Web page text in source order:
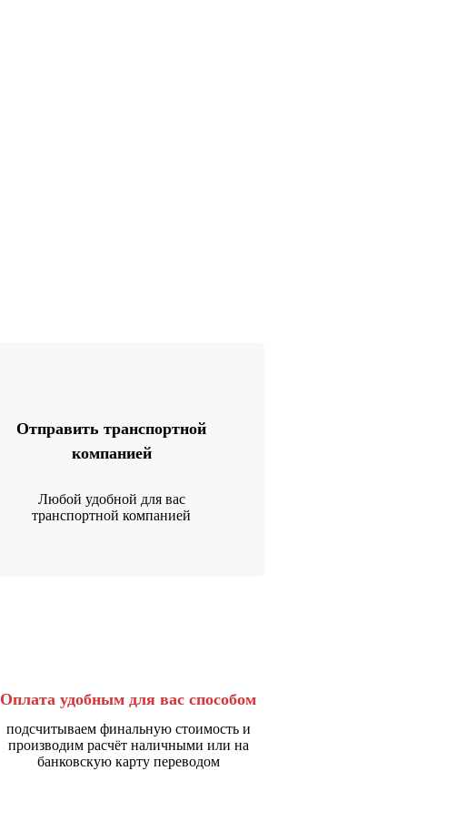
Отправить транспортной
компанией
Любой удобной для вас
транспортной компанией
Оплата удобным для вас способом
подсчитываем финальную стоимость и
производим расчёт наличными или на
банковскую карту переводом